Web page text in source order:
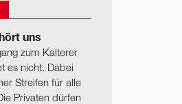
uns
zum Kalterer
es nicht. Dabei
Streifen für alle
Privaten dürfen